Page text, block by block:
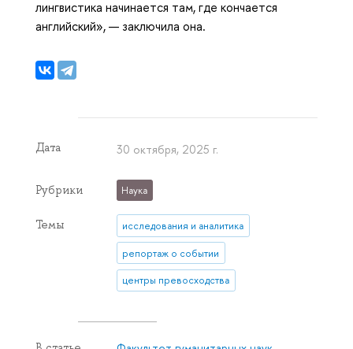
лингвистика начинается там, где кончается
английский», — заключила она.
Дата 30 октября, 2025 г.
Рубрики Наука
Темы исследования и аналитика
репортаж о событии
центры превосходства